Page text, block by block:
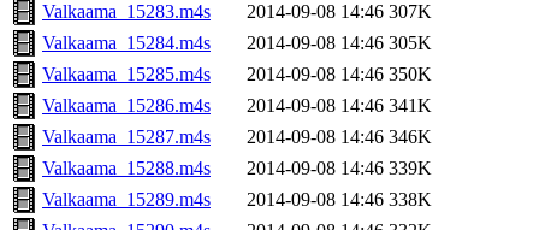
Valkaama_15283.m4s
2014-09-08 14:46 307K
Valkaama_15284.m4s
2014-09-08 14:46 305K
Valkaama_15285.m4s
2014-09-08 14:46 350K
Valkaama_15286.m4s
2014-09-08 14:46 341K
Valkaama_15287.m4s
2014-09-08 14:46 346K
Valkaama_15288.m4s
2014-09-08 14:46 339K
Valkaama_15289.m4s
2014-09-08 14:46 338K